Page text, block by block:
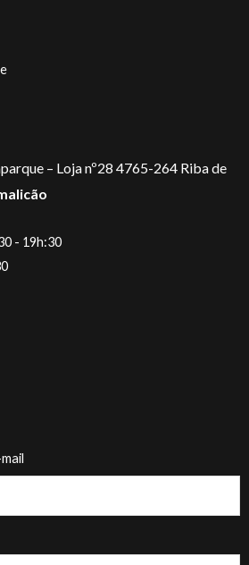
– Loja nº28 4765-264 Riba de
- 19h:30